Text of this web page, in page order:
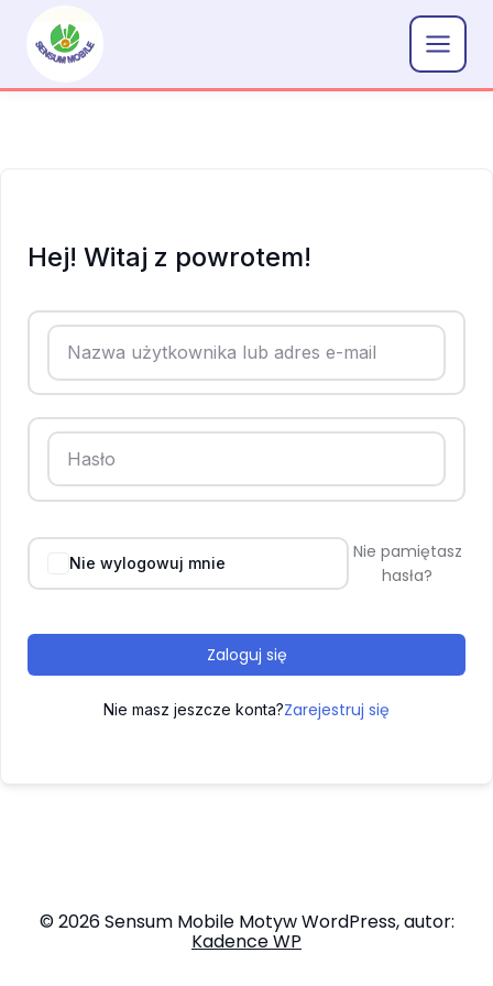
treści
Hej! Witaj z powrotem!
Nie wylogowuj mnie
Nie pamiętasz
hasła?
Zaloguj się
Nie masz jeszcze konta?Zarejestruj się
© 2026 Sensum Mobile Motyw WordPress, autor:
Kadence WP